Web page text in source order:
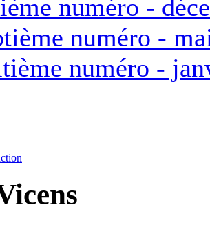
numéro -
numéro -
numéro -